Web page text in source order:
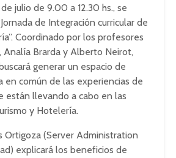
julio de 9.00 a 12.30 hs., se
de Integración curricular de
Coordinado por los profesores
Analía Brarda y Alberto Neirot,
generar un espacio de
en común de las experiencias de
están llevando a cabo en las
y Hotelería.
Ortigoza (Server Administration
explicará los beneficios de